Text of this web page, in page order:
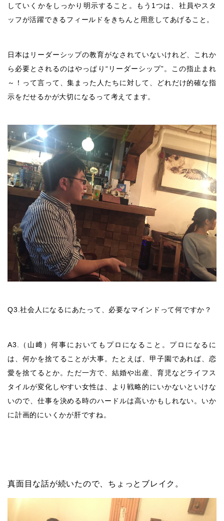
していくかをしっかり明示すること。もう1つは、社員やスタ
ッフが活躍できるフィールドをきちんと用意してあげること。
日本はリーダーシップの教育がなされていないけれど、これか
ら必要とされるのはやっぱり“リーダーシップ”。この指止まれ
～！って言って、集まった人たちに対して、どれだけ的確な指
示をだせるかが大切になるって考えてます。
Q3.社会人になるにあたって、必要なマインドって何ですか？
A3.（山﨑）何事においてもプロになること。プロになるに
は、何かを捨てることが大事。たとえば、甲子園であれば、恋
愛を捨てるとか。ただ一方で、結婚や出産、育児などライフス
タイルが変化しやすい女性は、より戦略的にいかないといけな
いので、仕事を決める時のハードルは高いかもしれない。いか
に計画的にいくかが肝ですね。
真面目な話が続いたので、ちょっとブレイク。